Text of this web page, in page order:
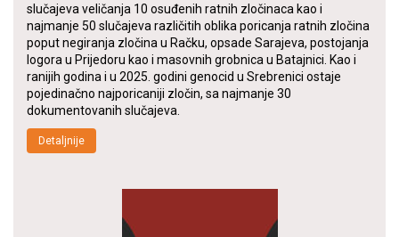
slučajeva veličanja 10 osuđenih ratnih zločinaca kao i
najmanje 50 slučajeva različitih oblika poricanja ratnih zločina
poput negiranja zločina u Račku, opsade Sarajeva, postojanja
logora u Prijedoru kao i masovnih grobnica u Batajnici. Kao i
ranijih godina i u 2025. godini genocid u Srebrenici ostaje
pojedinačno najporicaniji zločin, sa najmanje 30
dokumentovanih slučajeva.
Detaljnije